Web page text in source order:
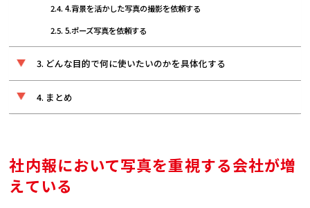
4.背景を活かした写真の撮影を依頼する
5.ポーズ写真を依頼する
どんな目的で何に使いたいのかを具体化する
まとめ
社内報において写真を重視する会社が増
えている